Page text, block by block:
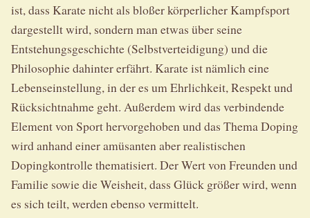
ist, dass Karate nicht als bloßer körperlicher Kampfsport
dargestellt wird, sondern man etwas über seine
Entstehungsgeschichte (Selbstverteidigung) und die
Philosophie dahinter erfährt. Karate ist nämlich eine
Lebenseinstellung, in der es um Ehrlichkeit, Respekt und
Rücksichtnahme geht. Außerdem wird das verbindende
Element von Sport hervorgehoben und das Thema Doping
wird anhand einer amüsanten aber realistischen
Dopingkontrolle thematisiert. Der Wert von Freunden und
Familie sowie die Weisheit, dass Glück größer wird, wenn
es sich teilt, werden ebenso vermittelt.